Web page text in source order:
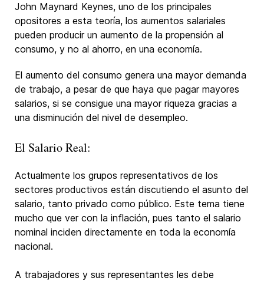
John Maynard Keynes, uno de los principales
opositores a esta teoría, los aumentos salariales
pueden producir un aumento de la propensión al
consumo, y no al ahorro, en una economía.
El aumento del consumo genera una mayor demanda
de trabajo, a pesar de que haya que pagar mayores
salarios, si se consigue una mayor riqueza gracias a
una disminución del nivel de desempleo.
El Salario Real:
Actualmente los grupos representativos de los
sectores productivos están discutiendo el asunto del
salario, tanto privado como público. Este tema tiene
mucho que ver con la inflación, pues tanto el salario
nominal inciden directamente en toda la economía
nacional.
A trabajadores y sus representantes les debe